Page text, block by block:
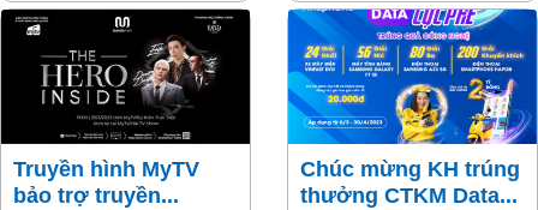
đối với một số khách hàng
khác thuộc diện cần chuẩn
hóa lại thông tin thuê bao/xác
minh chính chủ.
kênh chính thức của nhà
mạng cần sớm thực hiện
chuẩn hóa để đảm bảo quyền
lợi, tránh bị gián đoạn liên lạc
1 chiều.
Truyền hình MyTV
bảo trợ truyền...
Chúc mừng KH trúng
thưởng CTKM Data...